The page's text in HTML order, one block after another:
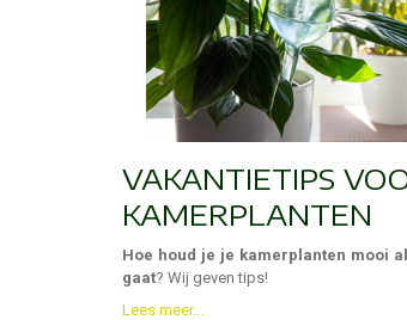
VAKANTIETIPS
KAMERPLANTEN
Hoe houd je je kamerplanten mooi
gaat? Wij geven tips!
Lees meer...